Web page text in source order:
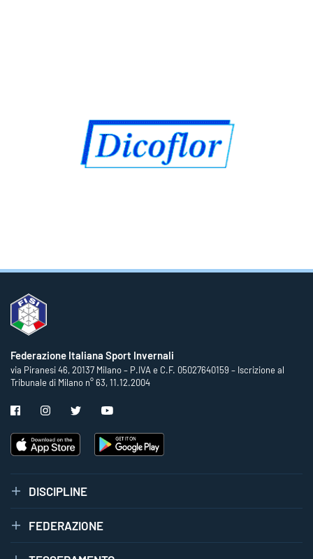
Federazione Italiana Sport Invernali
via Piranesi 46, 20137 Milano – P.IVA e C.F. 05027640159 – Iscrizione al
Tribunale di Milano n° 63, 11.12.2004
DISCIPLINE
FEDERAZIONE